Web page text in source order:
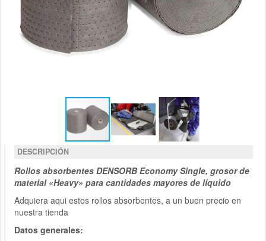
DESCRIPCIÓN
Rollos absorbentes DENSORB Economy Single, grosor de
material «Heavy» para cantidades mayores de líquido
Adquiera aqui estos rollos absorbentes, a un buen precio en
nuestra tienda
Datos generales: